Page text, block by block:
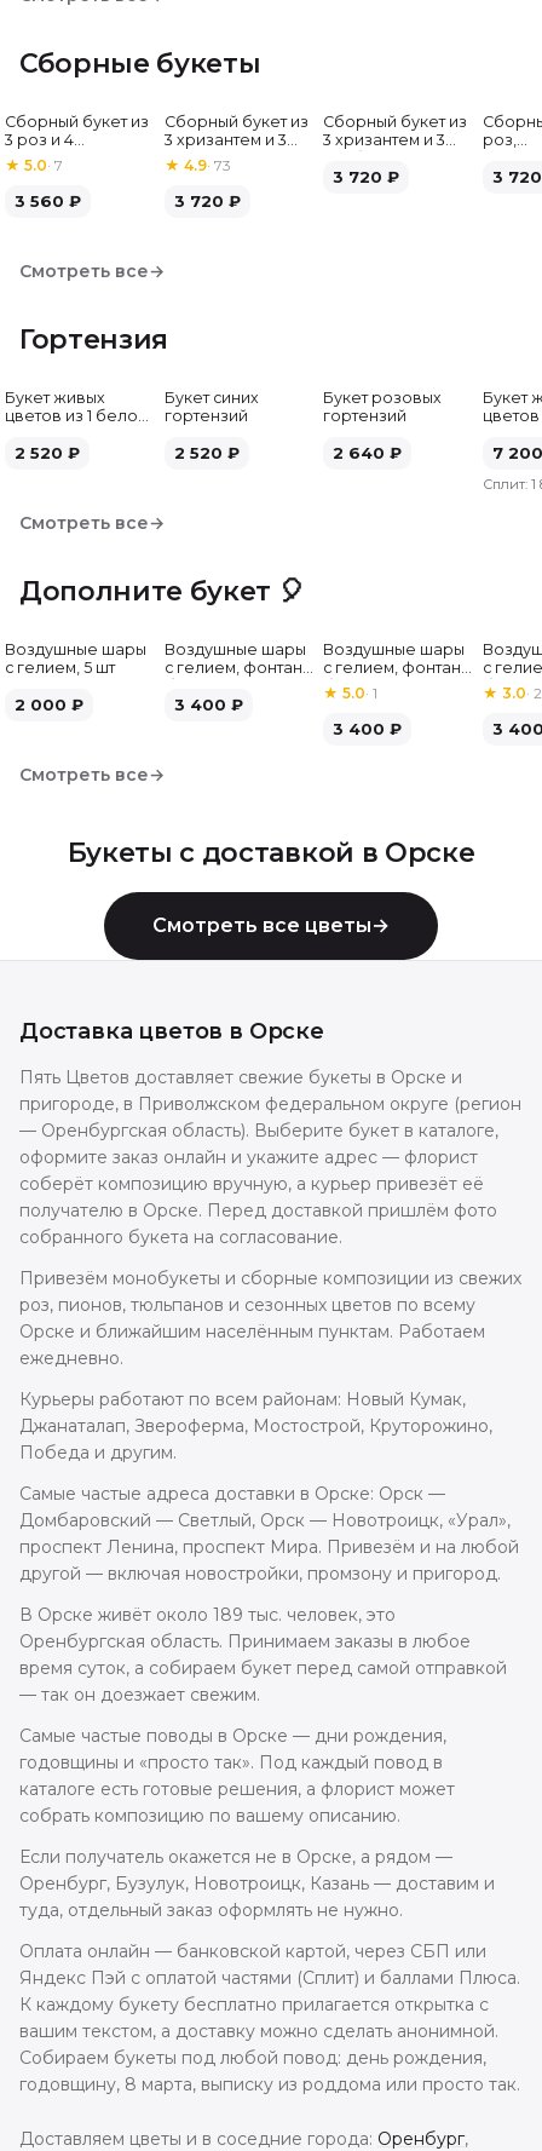
Сборные букеты
Сборный букет из
3 роз и 4
альстромерий
★ 5.0· 7
3 560 ₽
Хит
Сборный букет из
3 хризантем и 3
альстромерий
★ 4.9· 73
3 720 ₽
Сборный букет из
3 хризантем и 3
3 720 ₽
роз,
3 720
Смотреть все→
Гортензия
Букет живых
цветов из 1 белой
2 520 ₽
Букет синих
гортензий
2 520 ₽
Букет розовых
гортензий
2 640 ₽
Букет
7 200
Сплит: 1
Смотреть все→
Дополните букет 🎈
Воздушные шары
с гелием, 5 шт
2 000 ₽
Воздушные шары
с гелием, фонтан,
шт
3 400 ₽
Воздушные шары
с гелием, фонтан,
бело-розовые, 7
шт
★5.0·1
3 400 ₽
с
бело-
★ 3.0· 2
3
Смотреть все→
Букеты с доставкой в Орске
Смотреть все цветы→
Доставка цветов в Орске
Пять Цветов доставляет свежие букеты в Орске и
пригороде, в Приволжском федеральном округе (регион
— Оренбургская область). Выберите букет в каталоге,
оформите заказ онлайн и укажите адрес — флорист
соберёт композицию вручную, а курьер привезёт её
получателю в Орске. Перед доставкой пришлём фото
собранного букета на согласование.
Привезём монобукеты и сборные композиции из свежих
роз, пионов, тюльпанов и сезонных цветов по всему
Орске и ближайшим населённым пунктам. Работаем
ежедневно.
Курьеры работают по всем районам: Новый Кумак,
Джанаталап, Звероферма, Мостострой, Круторожино,
Победа и другим.
Самые частые адреса доставки в Орске: Орск —
Домбаровский — Светлый, Орск — Новотроицк, «Урал»,
проспект Ленина, проспект Мира. Привезём и на любой
другой — включая новостройки, промзону и пригород.
В Орске живёт около 189 тыс. человек, это
Оренбургская область. Принимаем заказы в любое
время суток, а собираем букет перед самой отправкой
— так он доезжает свежим.
Самые частые поводы в Орске — дни рождения,
годовщины и «просто так». Под каждый повод в
каталоге есть готовые решения, а флорист может
собрать композицию по вашему описанию.
Если получатель окажется не в Орске, а рядом —
Оренбург, Бузулук, Новотроицк, Казань — доставим и
туда, отдельный заказ оформлять не нужно.
Оплата онлайн — банковской картой, через СБП или
Яндекс Пэй с оплатой частями (Сплит) и баллами Плюса.
К каждому букету бесплатно прилагается открытка с
вашим текстом, а доставку можно сделать анонимной.
Собираем букеты под любой повод: день рождения,
годовщину, 8 марта, выписку из роддома или просто так.
Доставляем цветы и в соседние города: Оренбург,